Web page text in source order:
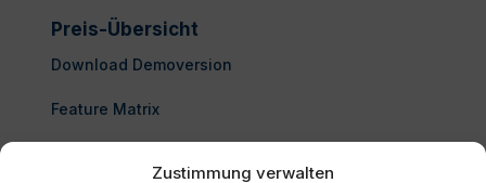
Zustimmung verwalten
Preis-Übersicht
Download Demoversion
Feature Matrix